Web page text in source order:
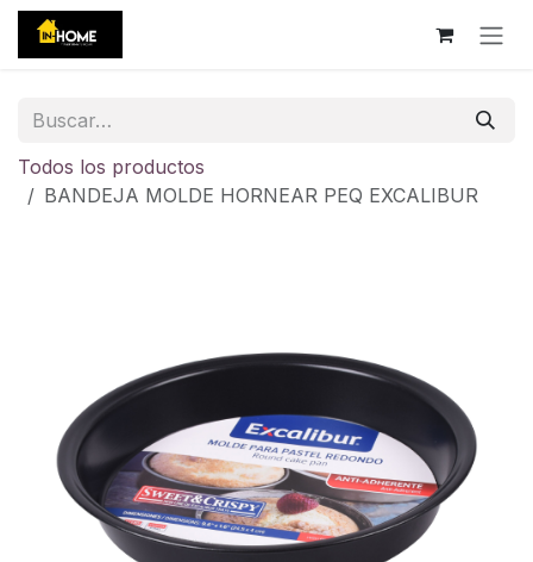
Ir al contenido
Todos los productos
BANDEJA MOLDE HORNEAR PEQ EXCALIBUR